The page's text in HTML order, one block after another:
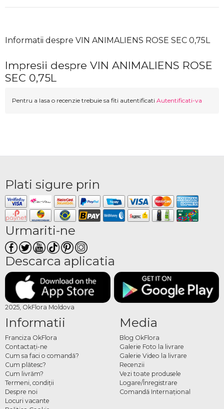
Informatii despre VIN ANIMALIENS ROSE SEC 0,75L
Impresii despre VIN ANIMALIENS ROSE
SEC 0,75L
Pentru a lasa o recenzie trebuie sa fiti autentificati Autentificati-va
Plati sigure prin
Urmariti-ne
Descarca aplicatia
2025, OkFlora Moldova
Informatii
Franciza OkFlora
Contactaţi-ne
Cum sa faci o comandă?
Cum plătesc?
Cum livrăm?
Termeni, condiţii
Despre noi
Locuri vacante
Media
Blog OkFlora
Galerie Foto la livrare
Galerie Video la livrare
Recenzii
Vezi toate produsele
Logare/Înregistrare
Comandă Internațional